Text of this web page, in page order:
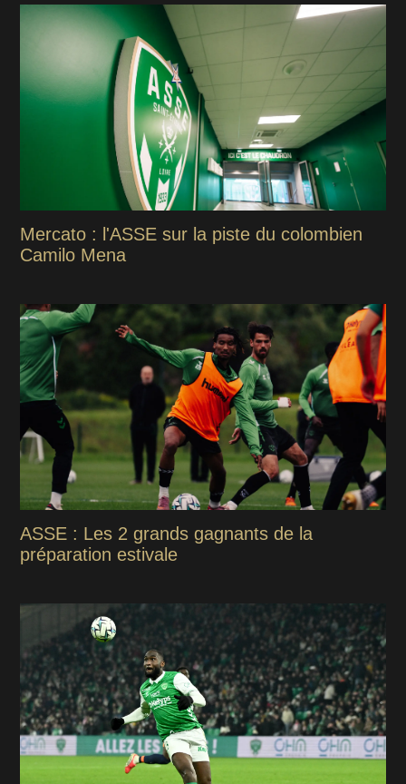
Mercato : l'ASSE sur la piste du colombien
Camilo Mena
ASSE : Les 2 grands gagnants de la
préparation estivale